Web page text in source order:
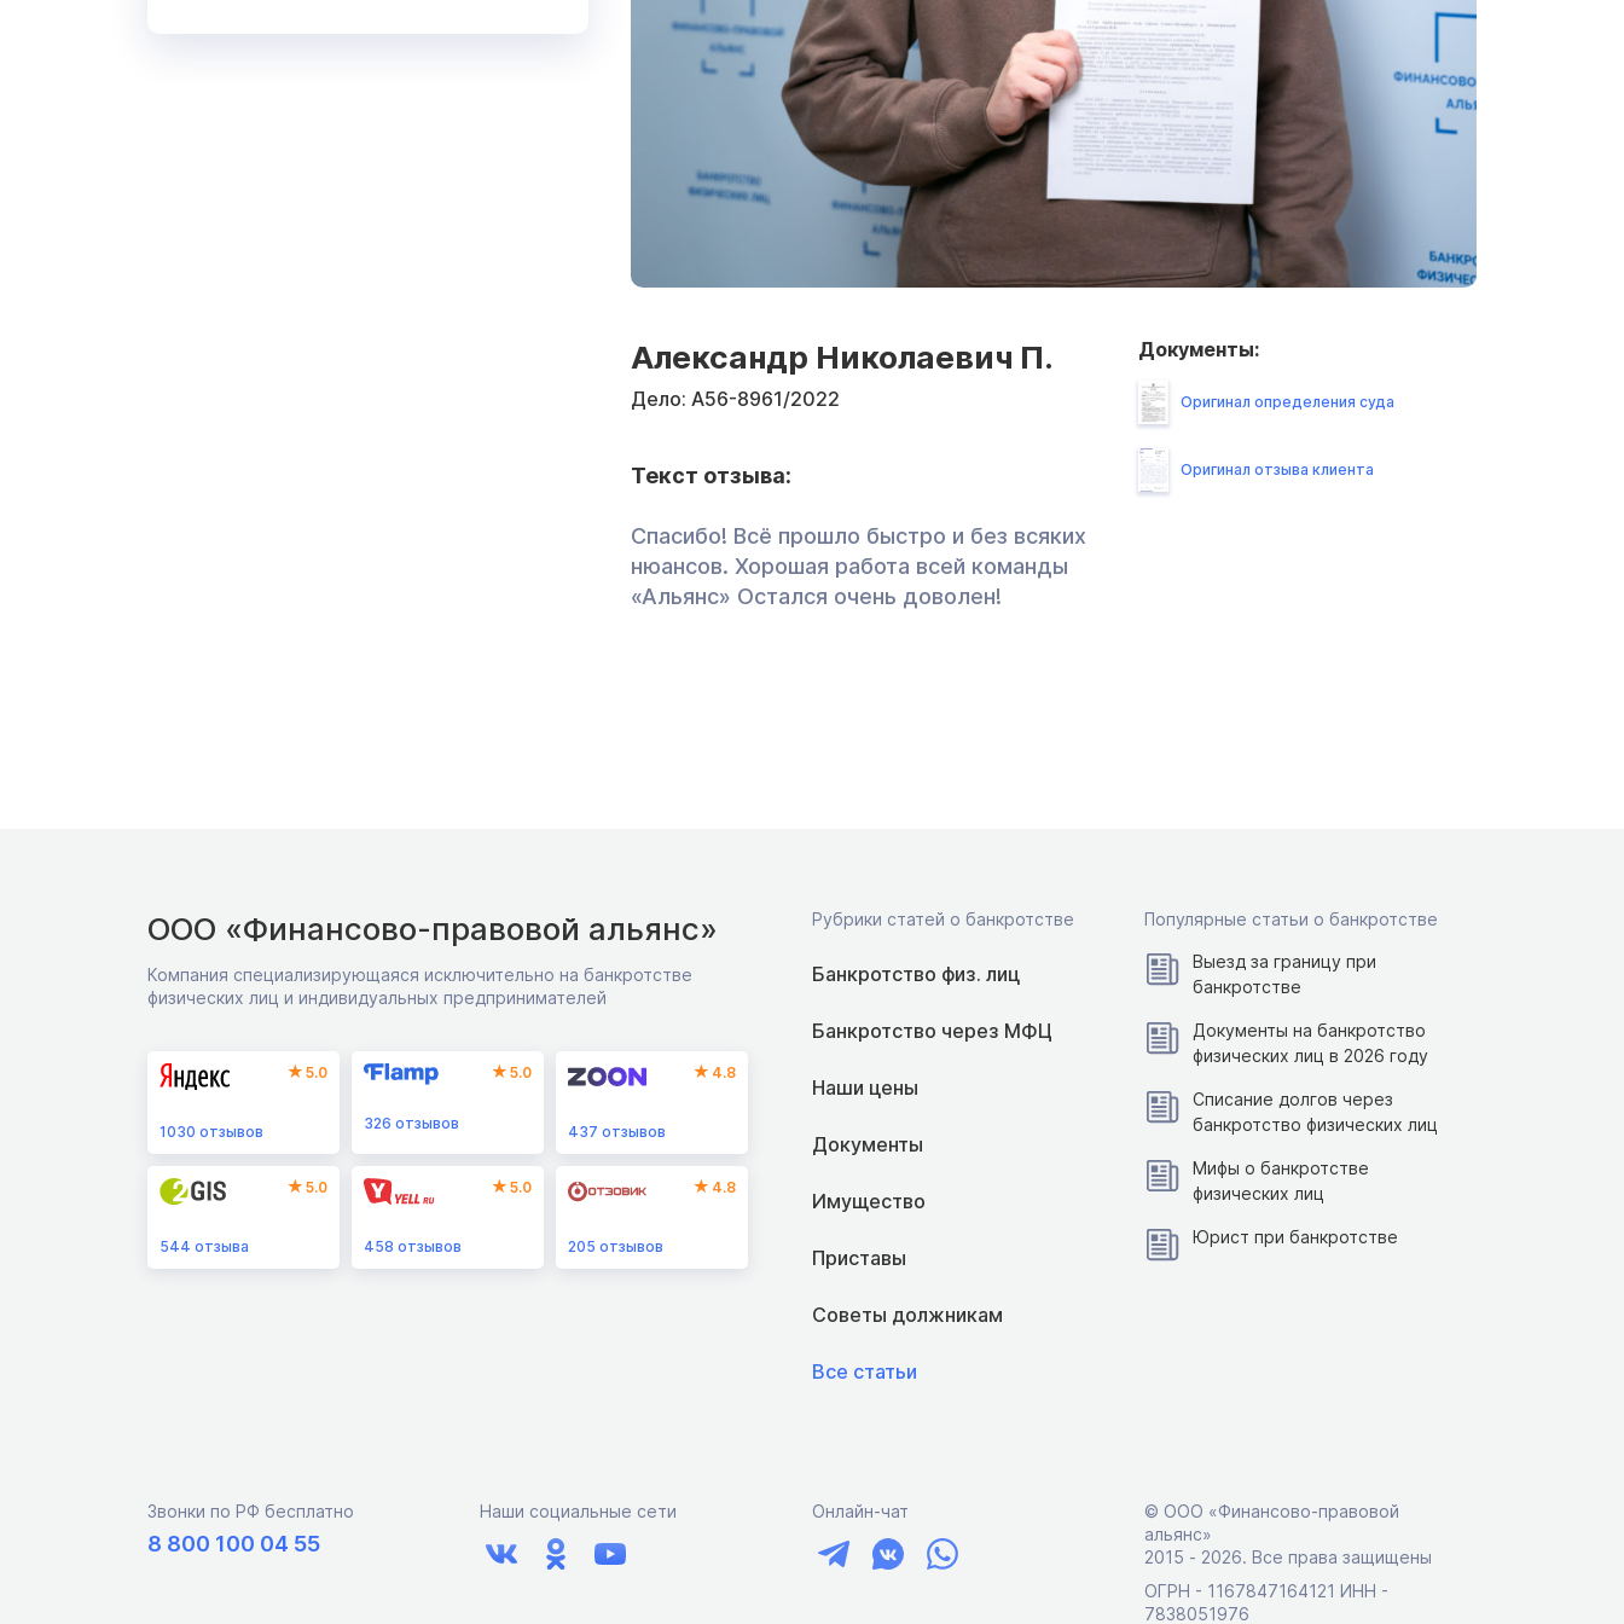
Александр Николаевич П.
Дело: А56-8961/2022
Текст отзыва:
Спасибо! Всё прошло быстро и без всяких
нюансов. Хорошая работа всей команды
«Альянс» Остался очень доволен!
Документы:
Оригинал определения суда
Оригинал отзыва клиента
ООО «Финансово-правовой альянс»
Компания специализирующаяся исключительно на банкротстве
физических лиц и индивидуальных предпринимателей
5.0
1030 отзывов
5.0
326 отзывов
4.8
437 отзывов
5.0
544 отзыва
5.0
458 отзывов
4.8
205 отзывов
Рубрики статей о банкротстве
Банкротство физ. лиц
Банкротство через МФЦ
Наши цены
Документы
Имущество
Приставы
Советы должникам
Все статьи
Популярные статьи о банкротстве
Выезд за границу при
банкротстве
Документы на банкротство
физических лиц в 2026 году
Списание долгов через
банкротство физических лиц
Мифы о банкротстве
физических лиц
Юрист при банкротстве
Звонки по РФ бесплатно
8 800 100 04 55
Наши социальные сети Онлайн-чат
© ООО «Финансово-правовой
альянс»
2015 ‑ 2026. Все права защищены
ОГРН - 1167847164121 ИНН -
7838051976